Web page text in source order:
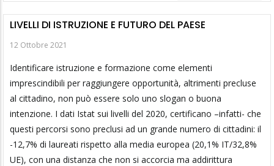
LIVELLI DI ISTRUZIONE E FUTURO DEL PAESE
12 Ottobre 2021
Identificare istruzione e formazione come elementi
imprescindibili per raggiungere opportunità, altrimenti precluse
al cittadino, non può essere solo uno slogan o buona
intenzione. I dati Istat sui livelli del 2020, certificano –infatti- che
questi percorsi sono preclusi ad un grande numero di cittadini: il
-12,7% di laureati rispetto alla media europea (20,1% IT/32,8%
UE), con una distanza che non si accorcia ma addirittura